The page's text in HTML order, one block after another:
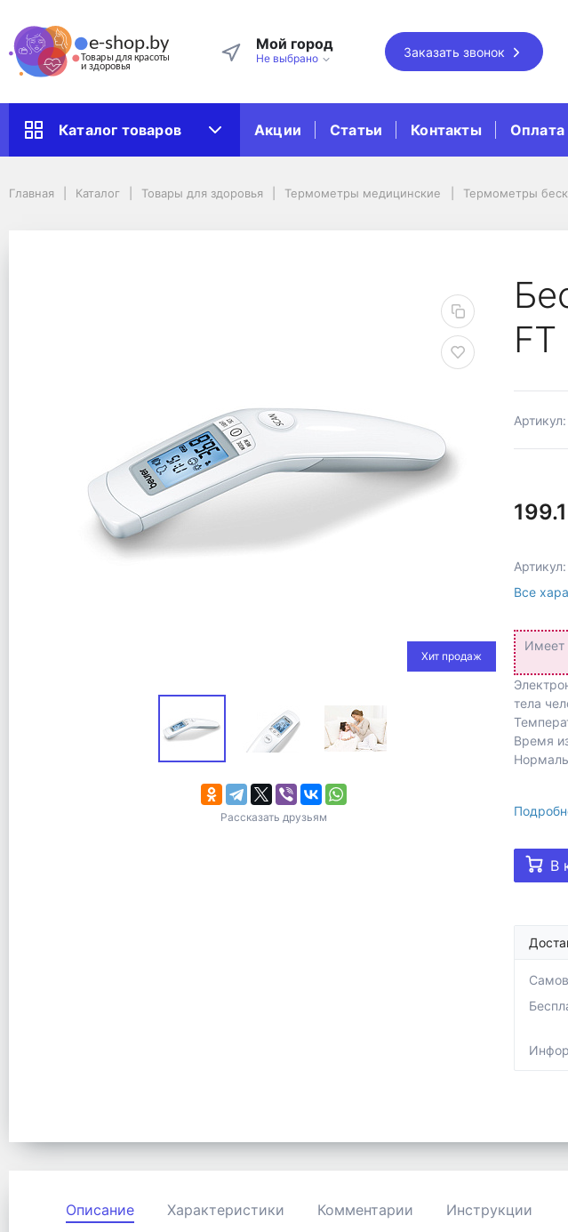
Мой город
Не выбрано Заказать звонок
Каталог товаров Акции Статьи Контакты Оплата
Главная
Термометры медицинские
Термометры беcконтактные
Главная Каталог Товары для здоровья Термометры медицинские Термометры
Хит продаж
Рассказать друзьям
FT
Артикул:
Все
Имеет
тела
Время
В
Описание Характеристики Комментарии Инструкции